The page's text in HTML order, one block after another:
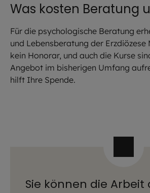
Was kosten Beratung
Für die psychologische Beratung
und Lebensberatung der Erzdiözese
kein Honorar, und auch die Kurse
Angebot im bisherigen Umfang
hilft Ihre Spende.
Sie können die Arbeit